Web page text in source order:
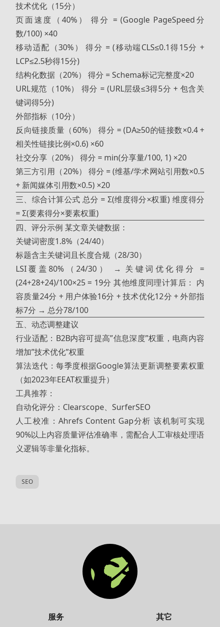
技术优化（15分）
页面速度（40%） 得分 = (Google PageSpeed分
数/100) ×40
移动适配（30%） 得分 = (移动端CLS≤0.1得15分 +
LCP≤2.5秒得15分)
结构化数据（20%） 得分 = Schema标记完整度×20
URL规范（10%） 得分 = (URL层级≤3得5分 + 包含关
键词得5分)
外部指标（10分）
反向链接质量（60%） 得分 = (DA≥50的链接数×0.4 +
相关性链接比例×0.6) ×60
社交分享（20%） 得分 = min(分享量/100, 1) ×20
第三方引用（20%） 得分 = (维基/学术网站引用数×0.5
+ 新闻媒体引用数×0.5) ×20
三、综合计算公式 总分 = Σ(维度得分×权重) 维度得分
= Σ(要素得分×要素权重)
四、评分示例 某文章关键数据：
关键词密度1.8%（24/40）
标题含主关键词且长度合规（28/30）
LSI覆盖80%（24/30） → 关键词优化得分 =
(24+28+24)/100×25 = 19分 其他维度同理计算后： 内
容质量24分 + 用户体验16分 + 技术优化12分 + 外部指
标7分 → 总分78/100
五、动态调整建议
行业适配：B2B内容可提高”信息深度”权重，电商内容
增加”技术优化”权重
算法迭代：每季度根据Google算法更新调整要素权重
（如2023年EEAT权重提升）
工具推荐：
自动化评分：Clearscope、SurferSEO
人工校准：Ahrefs Content Gap分析 该机制可实现
90%以上内容质量评估准确率，需配合人工审核处理语
义逻辑等非量化指标。
SEO
服务 其它